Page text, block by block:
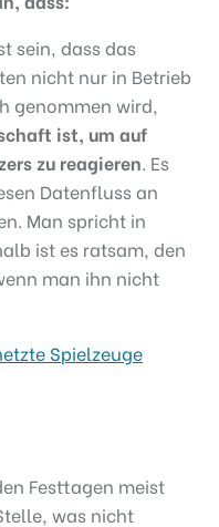
sein, dass das
nicht nur in Betrieb
genommen wird,
ist, um auf
zu reagieren. Es
Datenfluss an
Man spricht in
ist es ratsam, den
man ihn nicht
Spielzeuge
Festtagen meist
was nicht